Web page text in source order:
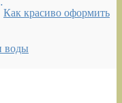
Как красиво оформить
воды